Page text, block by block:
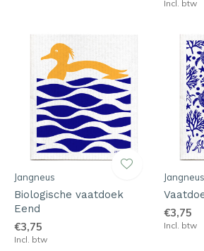
Incl. btw
Jangneus
Biologische vaatdoek
Eend
€3,75
Incl. btw
Jangneus
€3,75
Incl. btw